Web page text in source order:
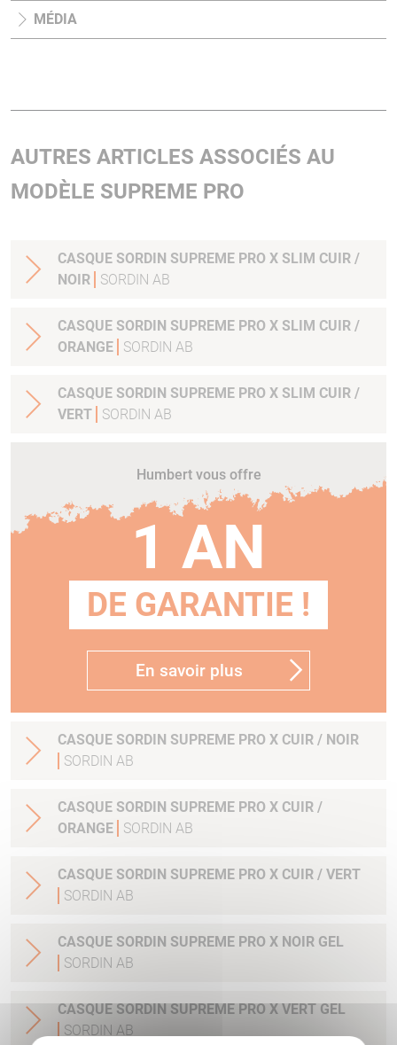
MÉDIA
AUTRES ARTICLES ASSOCIÉS AU
MODÈLE SUPREME PRO
CASQUE SORDIN SUPREME PRO X SLIM CUIR /
NOIR
SORDIN AB
CASQUE SORDIN SUPREME PRO X SLIM CUIR /
ORANGE
SORDIN AB
CASQUE SORDIN SUPREME PRO X SLIM CUIR /
VERT
SORDIN AB
Humbert vous offre
1 AN
DE GARANTIE !
En savoir plus
CASQUE SORDIN SUPREME PRO X CUIR / NOIR
SORDIN AB
CASQUE SORDIN SUPREME PRO X CUIR /
ORANGE
SORDIN AB
CASQUE SORDIN SUPREME PRO X CUIR / VERT
SORDIN AB
CASQUE SORDIN SUPREME PRO X NOIR GEL
SORDIN AB
CASQUE SORDIN SUPREME PRO X VERT GEL
SORDIN AB